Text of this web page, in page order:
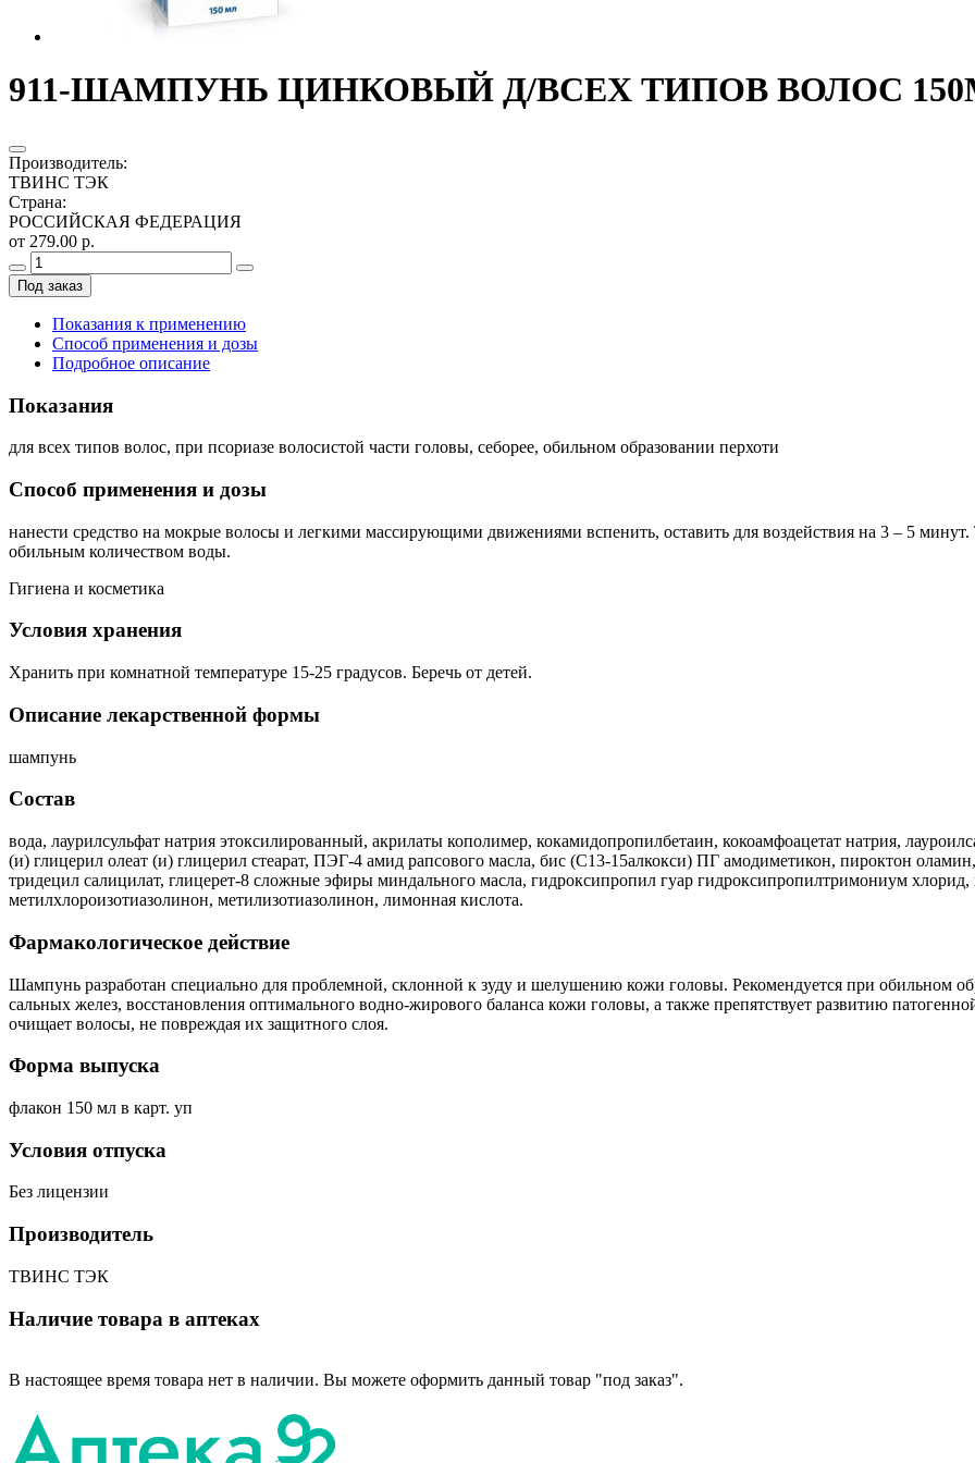
911-ШАМПУНЬ ЦИНКОВЫЙ Д/ВСЕХ ТИПОВ ВОЛОС
Производитель:
ТВИНС ТЭК
Страна:
РОССИЙСКАЯ ФЕДЕРАЦИЯ
от 279.00 р.
Под заказ
Показания к применению
Способ применения и дозы
Подробное описание
Показания
для всех типов волос, при псориазе волосистой части головы, себорее, обильном образовании перхоти
Способ применения и дозы
нанести средство на мокрые волосы и легкими массирующими движениями вспенить, оставить для воздействия на 3 – 5
обильным количеством воды.
Гигиена и косметика
Условия хранения
Хранить при комнатной температуре 15-25 градусов. Беречь от детей.
Описание лекарственной формы
шампунь
Состав
вода, лаурилсульфат натрия этоксилированный, акрилаты кополимер, кокамидопропилбетаин, кокоамфоацетат натрия,
(и) глицерил олеат (и) глицерил стеарат, ПЭГ-4 амид рапсового масла, бис (С13-15алкокси) ПГ амодиметикон, пироктон
тридецил салицилат, глицерет-8 сложные эфиры миндального масла, гидроксипропил гуар гидроксипропилтримониум
метилхлороизотиазолинон, метилизотиазолинон, лимонная кислота.
Фармакологическое действие
Шампунь разработан специально для проблемной, склонной к зуду и шелушению кожи головы. Рекомендуется при обильном
сальных желез, восстановления оптимального водно-жирового баланса кожи головы, а также препятствует развитию
очищает волосы, не повреждая их защитного слоя.
Форма выпуска
флакон 150 мл в карт. уп
Условия отпуска
Без лицензии
Производитель
ТВИНС ТЭК
Наличие товара в аптеках
В настоящее время товара нет в наличии. Вы можете оформить данный товар "под заказ".